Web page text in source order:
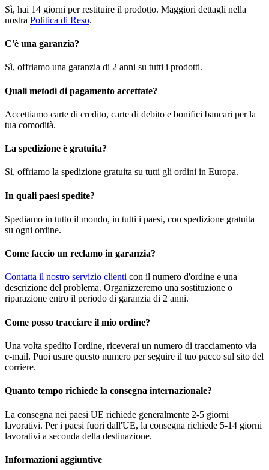
Sì, hai 14 giorni per restituire il prodotto. Maggiori dettagli nella
nostra Politica di Reso.
C'è una garanzia?
Sì, offriamo una garanzia di 2 anni su tutti i prodotti.
Quali metodi di pagamento accettate?
Accettiamo carte di credito, carte di debito e bonifici bancari per la
tua comodità.
La spedizione è gratuita?
Sì, offriamo la spedizione gratuita su tutti gli ordini in Europa.
In quali paesi spedite?
Spediamo in tutto il mondo, in tutti i paesi, con spedizione gratuita
su ogni ordine.
Come faccio un reclamo in garanzia?
Contatta il nostro servizio clienti con il numero d'ordine e una
descrizione del problema. Organizzeremo una sostituzione o
riparazione entro il periodo di garanzia di 2 anni.
Come posso tracciare il mio ordine?
Una volta spedito l'ordine, riceverai un numero di tracciamento via
e-mail. Puoi usare questo numero per seguire il tuo pacco sul sito del
corriere.
Quanto tempo richiede la consegna internazionale?
La consegna nei paesi UE richiede generalmente 2-5 giorni
lavorativi. Per i paesi fuori dall'UE, la consegna richiede 5-14 giorni
lavorativi a seconda della destinazione.
Informazioni aggiuntive